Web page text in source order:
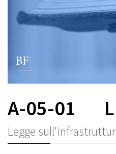
A-05-01
Legge